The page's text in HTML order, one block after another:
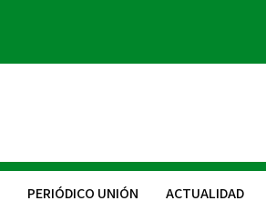
PERIÓDICO UNIÓN ACTUALIDAD